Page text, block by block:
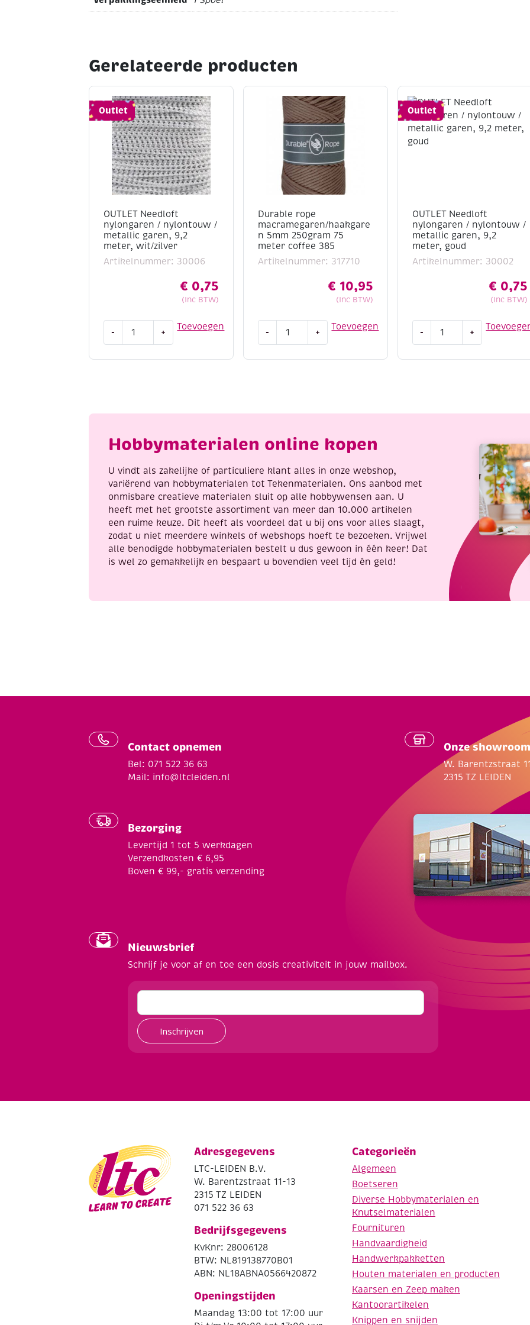
dikte: 5 mm
vezels
Prima te wassen op 30 graden.
Gerelateerde producten
Outlet
OUTLET Needloft
nylongaren / nylontouw /
metallic garen, 9,2
meter, wit/zilver
Artikelnummer: 30006
€ 0,75
(Inc BTW)
Toevoegen
-
Needloft
garen,
meter,
aantal
+
Durable rope
macramegaren/haakgare
n 5mm 250gram 75
meter coffee 385
Artikelnummer: 317710
€ 10,95
(Inc BTW)
Toevoegen
-
coffee
aantal
+
Outlet
OUTLET Needloft
nylongaren / nylontouw /
metallic garen, 9,2
meter, goud
Artikelnummer: 30002
€ 0,75
(Inc BTW)
-
Needloft
garen,
+
Hobbymaterialen online kopen
U vindt als zakelijke of particuliere klant alles in onze webshop,
variërend van hobbymaterialen tot Tekenmaterialen. Ons aanbod met
onmisbare creatieve materialen sluit op alle hobbywensen aan. U
heeft met het grootste assortiment van meer dan 10.000 artikelen
een ruime keuze. Dit heeft als voordeel dat u bij ons voor alles slaagt,
zodat u niet meerdere winkels of webshops hoeft te bezoeken. Vrijwel
alle benodigde hobbymaterialen bestelt u dus gewoon in één keer! Dat
is wel zo gemakkelijk en bespaart u bovendien veel tijd én geld!
Contact opnemen
Bel: 071 522 36 63
Mail: info@ltcleiden.nl
Bezorging
Levertijd 1 tot 5 werkdagen
Verzendkosten € 6,95
Boven € 99,- gratis verzending
Onze showroom
W. Barentzstraat
2315 TZ LEIDEN
Nieuwsbrief
Schrijf je voor af en toe een dosis creativiteit in jouw mailbox.
Inschrijven
Adresgegevens
LTC-LEIDEN B.V.
W. Barentzstraat 11-13
2315 TZ LEIDEN
071 522 36 63
Bedrijfsgegevens
KvKnr: 28006128
BTW: NL819138770B01
ABN: NL18ABNA0566420872
Openingstijden
Maandag 13:00 tot 17:00 uur
Categorieën
Algemeen
Boetseren
Diverse Hobbymaterialen en
Knutselmaterialen
Fournituren
Handvaardigheid
Handwerkpakketten
Houten materialen en producten
Kaarsen en Zeep maken
Kantoorartikelen
Knippen en snijden